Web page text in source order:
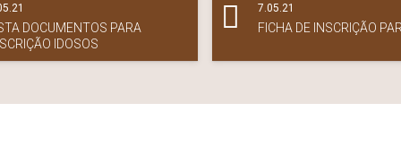
DOCUMENTOS PARA
IDOSOS
7.05.21
FICHA DE INSCRIÇÃO